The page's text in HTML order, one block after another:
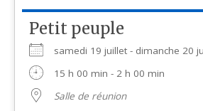
Petit peuple
samedi 19 juillet - dimanche 20
15 h 00 min - 2 h 00 min
Salle de réunion